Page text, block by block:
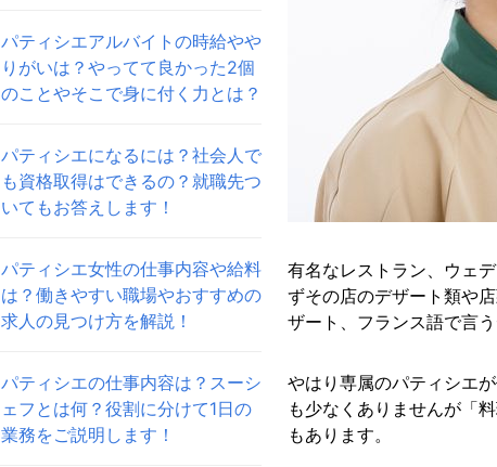
パティシエアルバイトの時給やや
りがいは？やってて良かった2個
のことやそこで身に付く力とは？
パティシエになるには？社会人で
も資格取得はできるの？就職先つ
いてもお答えします！
パティシエ女性の仕事内容や給料
は？働きやすい職場やおすすめの
求人の見つけ方を解説！
パティシエの仕事内容は？スーシ
ェフとは何？役割に分けて1日の
業務をご説明します！
有名なレストラン、ウェ
ずその店のデザート類や
ザート、フランス語で言
やはり専属のパティシエ
も少なくありませんが「
もあります。